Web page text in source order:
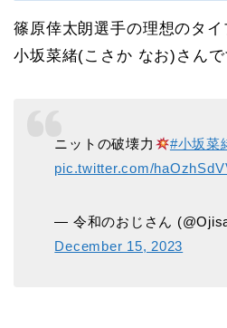
篠原倖太朗選手の理想のタ
小坂菜緒(こさか なお)さんで
ニットの破壊力
#小坂菜
pic.twitter.com/
— 令和のおじさん
December 15, 2023